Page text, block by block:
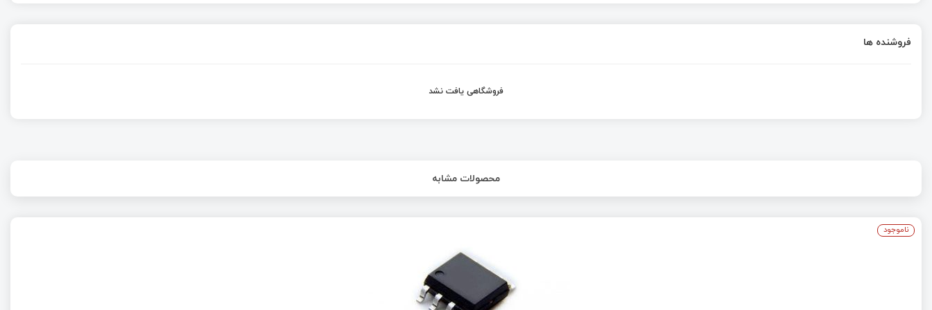
فروشنده ها
فروشگاهی یافت نشد
محصولات مشابه
ناموجود